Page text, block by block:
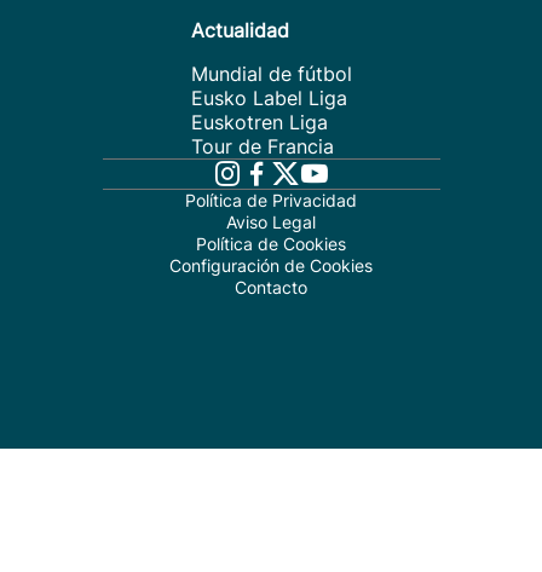
Actualidad
Mundial de fútbol
Eusko Label Liga
Euskotren Liga
Tour de Francia
Política de Privacidad
Aviso Legal
Política de Cookies
Configuración de Cookies
Contacto